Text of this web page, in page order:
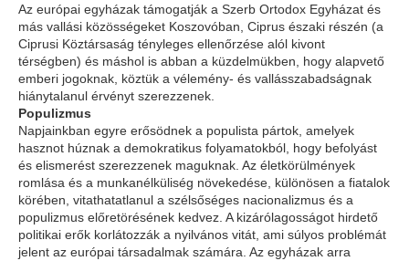
Az európai egyházak támogatják a Szerb Ortodox Egyházat és
más vallási közösségeket Koszovóban, Ciprus északi részén (a
Ciprusi Köztársaság tényleges ellenőrzése alól kivont
térségben) és máshol is abban a küzdelmükben, hogy alapvető
emberi jogoknak, köztük a vélemény- és vallásszabadságnak
hiánytalanul érvényt szerezzenek.
Populizmus
Napjainkban egyre erősödnek a populista pártok, amelyek
hasznot húznak a demokratikus folyamatokból, hogy befolyást
és elismerést szerezzenek maguknak. Az életkörülmények
romlása és a munkanélküliség növekedése, különösen a fiatalok
körében, vitathatatlanul a szélsőséges nacionalizmus és a
populizmus előretörésének kedvez. A kizárólagosságot hirdető
politikai erők korlátozzák a nyilvános vitát, ami súlyos problémát
jelent az európai társadalmak számára. Az egyházak arra